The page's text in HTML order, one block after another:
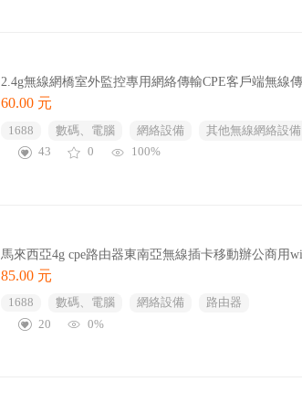
2.4g無線網橋室外監控專用網絡傳輸CPE客戶端無線
60.00 元
1688 數碼、電腦 網絡設備 其他無線網絡設備
43
0 100%
馬來西亞4g cpe路由器東南亞無線插卡移動辦公商用
85.00 元
1688 數碼、電腦 網絡設備
路由器
20
0%